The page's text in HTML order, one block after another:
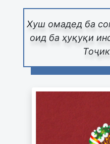
Хуш омадед ба
оид ба ҳуқуқи